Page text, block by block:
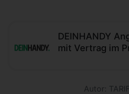
DEINHANDY
mit Vertrag im
Autor: